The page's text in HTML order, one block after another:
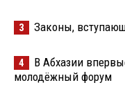
3 Законы,
4
В Абхазии
молодёжный форум